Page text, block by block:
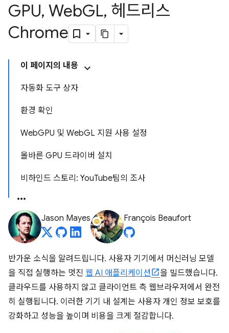
GPU, WebGL, 헤드리스
Chrome
이 페이지의 내용
자동화 도구 상자
환경 확인
WebGPU 및 WebGL 지원 사용 설정
올바른 GPU 드라이버 설치
비하인드 스토리: YouTube팀의 조사
Jason Mayes François Beaufort
반가운 소식을 알려드립니다. 사용자 기기에서 머신러닝 모델
을 직접 실행하는 멋진 웹 AI 애플리케이션
을 빌드했습니다.
클라우드를 사용하지 않고 클라이언트 측 웹브라우저에서 완전
히 실행됩니다. 이러한 기기 내 설계는 사용자 개인 정보 보호를
강화하고 성능을 높이며 비용을 크게 절감합니다.